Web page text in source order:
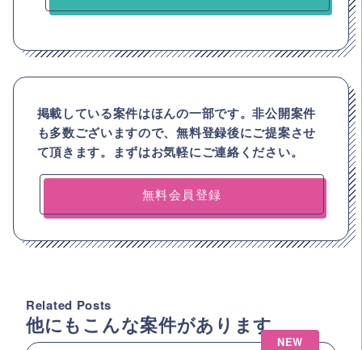
掲載している案件はほんの一部です。非公開案件
も多数ございますので、無料登録後にご提案させ
て頂きます。まずはお気軽にご連絡ください。
無料会員登録
Related Posts
他にもこんな案件があります
NEW